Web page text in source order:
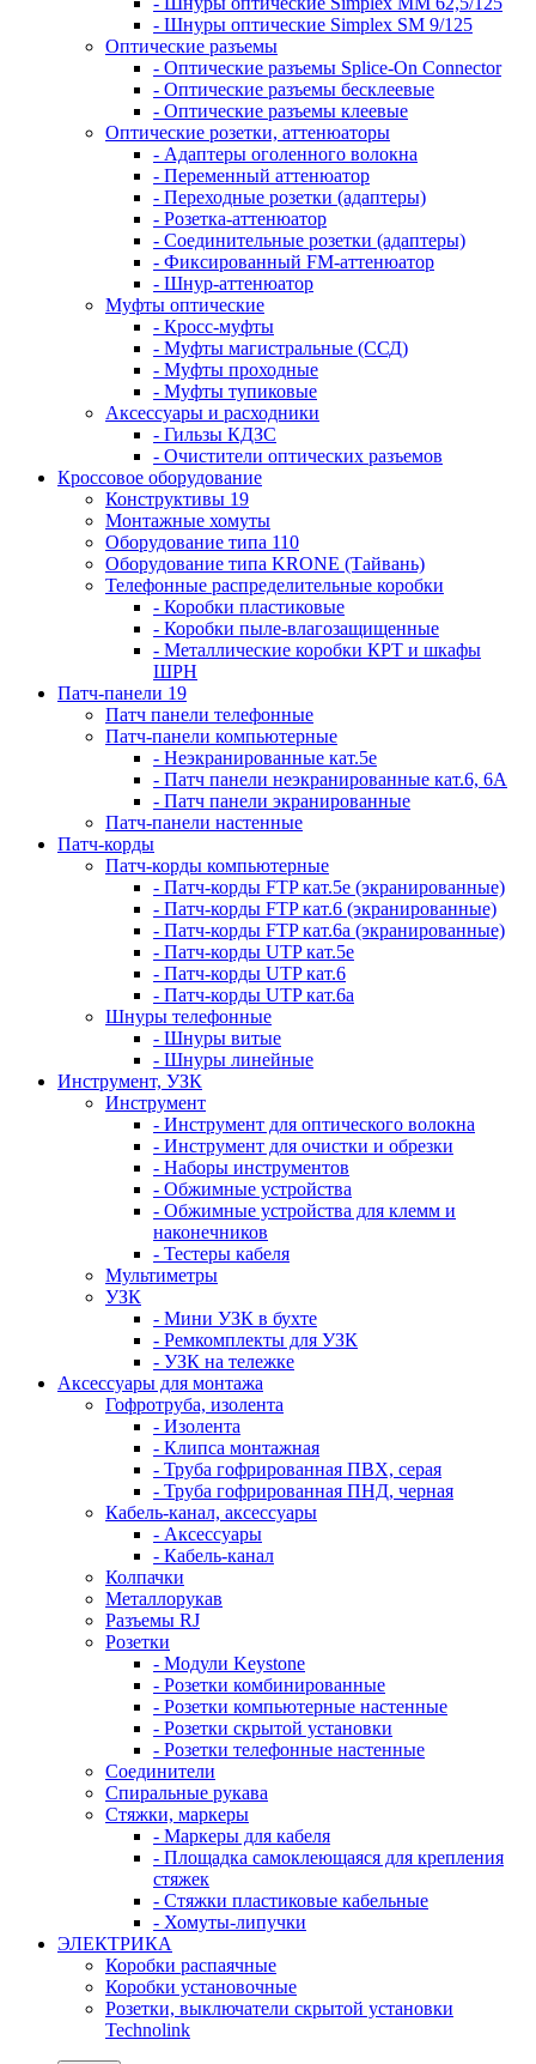
- Шнуры оптические Simplex SM 9/125
Оптические разъемы
- Оптические разъемы Splice-On Connector
- Оптические разъемы бесклеевые
- Оптические разъемы клеевые
Оптические розетки, аттенюаторы
- Адаптеры оголенного волокна
- Переменный аттенюатор
- Переходные розетки (адаптеры)
- Розетка-аттенюатор
- Соединительные розетки (адаптеры)
- Фиксированный FM-аттенюатор
- Шнур-аттенюатор
Муфты оптические
- Кросс-муфты
- Муфты магистральные (ССД)
- Муфты проходные
- Муфты тупиковые
Аксессуары и расходники
- Гильзы КДЗС
- Очистители оптических разъемов
Кроссовое оборудование
Конструктивы 19
Монтажные хомуты
Оборудование типа 110
Оборудование типа KRONE (Тайвань)
Телефонные распределительные коробки
- Коробки пластиковые
- Коробки пыле-влагозащищенные
- Металлические коробки КРТ и шкафы
ШРН
Патч-панели 19
Патч панели телефонные
Патч-панели компьютерные
- Неэкранированные кат.5е
- Патч панели неэкранированные кат.6, 6А
- Патч панели экранированные
Патч-панели настенные
Патч-корды
Патч-корды компьютерные
- Патч-корды FTP кат.5е (экранированные)
- Патч-корды FTP кат.6 (экранированные)
- Патч-корды FTP кат.6а (экранированные)
- Патч-корды UTP кат.5е
- Патч-корды UTP кат.6
- Патч-корды UTP кат.6а
Шнуры телефонные
- Шнуры витые
- Шнуры линейные
Инструмент, УЗК
Инструмент
- Инструмент для оптического волокна
- Инструмент для очистки и обрезки
- Наборы инструментов
- Обжимные устройства
- Обжимные устройства для клемм и
наконечников
- Тестеры кабеля
Мультиметры
УЗК
- Мини УЗК в бухте
- Ремкомплекты для УЗК
- УЗК на тележке
Аксессуары для монтажа
Гофротруба, изолента
- Изолента
- Клипса монтажная
- Труба гофрированная ПВХ, серая
- Труба гофрированная ПНД, черная
Кабель-канал, аксессуары
- Аксессуары
- Кабель-канал
Колпачки
Металлорукав
Разъемы RJ
Розетки
- Модули Keystone
- Розетки комбинированные
- Розетки компьютерные настенные
- Розетки скрытой установки
- Розетки телефонные настенные
Соединители
Спиральные рукава
Стяжки, маркеры
- Маркеры для кабеля
- Площадка самоклеющаяся для крепления
стяжек
- Стяжки пластиковые кабельные
- Хомуты-липучки
ЭЛЕКТРИКА
Коробки распаячные
Коробки установочные
Розетки, выключатели скрытой установки
Technolink